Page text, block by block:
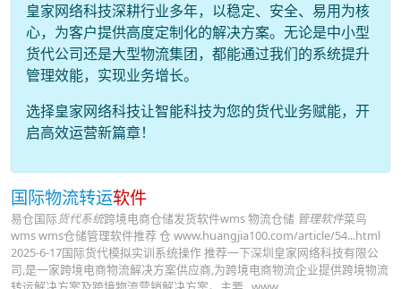
皇家网络科技深耕行业多年，以稳定、安全、易用为核
心，为客户提供高度定制化的解决方案。无论是中小型
货代公司还是大型物流集团，都能通过我们的系统提升
管理效能，实现业务增长。
选择皇家网络科技让智能科技为您的货代业务赋能，开
启高效运营新篇章！
国际物流转运软件
易仓国际 货代系统跨境电商仓储发货软件wms 物流仓储 管理软件菜鸟
wms wms仓储管理软件推荐 仓 www.huangjia100.com/article/54...html
2025-6-17国际货代模拟实训系统操作 推荐一下深圳皇家网络科技有限公
司,是一家跨境电商物流解决方案供应商,为跨境电商物流企业提供跨境物流